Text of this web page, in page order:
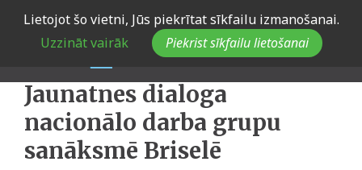
Lietojot šo vietni, Jūs piekrītat sīkfailu izmanošanai.
Uzzināt vairāk
Piekrist sīkfailu lietošanai
Latvijas delegācija
piedalīsies pirmajā Eiropas
Jaunatnes dialoga
nacionālo darba grupu
sanāksmē Briselē